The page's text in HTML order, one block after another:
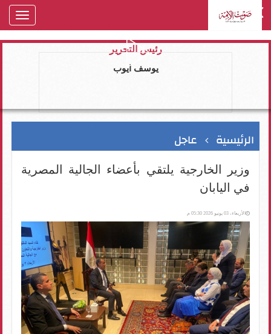
رئيس التحرير
يوسف ايوب
الرئيسية عاجل
وزير الخارجية يلتقي بأعضاء الجالية المصرية
في اليابان
الأربعاء، 03 يونيو 2026 05:30 م